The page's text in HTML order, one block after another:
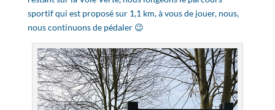
sportif qui est proposé sur 1,1 km, à vous de jouer, nous,
nous continuons de pédaler 😉